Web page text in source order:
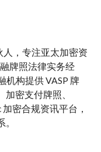
人，专注亚太加密资
牌照法律实务经
机构提供 VASP 牌
密支付牌照、
密合规资讯平台，